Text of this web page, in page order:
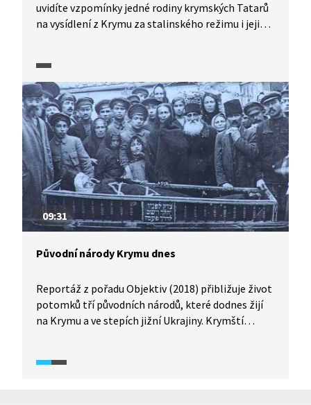
uvidíte vzpomínky jedné rodiny krymských Tatarů
na vysídlení z Krymu za stalinského režimu i jejich
splněním celoživotních tužeb. Po ruské anexi
poloostrova v roce 2014 se jejich pozice výrazně
zhoršila a mnozí opět z Krymu odešli, většinově
do vnitřní Ukrajiny.
09:31
Původní národy Krymu dnes
Reportáž z pořadu Objektiv (2018) přibližuje život
potomků tří původních národů, které dodnes žijí
na Krymu a ve stepích jižní Ukrajiny. Krymští
nepříznivým okolnostem, které se na jejich osudu